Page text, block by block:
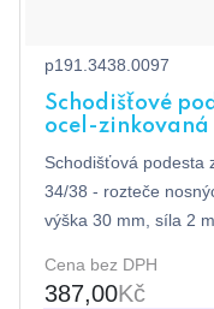
p191.3438.0097
Schodišťové
ocel-zinkovaná
Schodišťová podesta
34/38 - rozteče
výška 30 mm, síla 2
Cena bez DPH
387,00Kč